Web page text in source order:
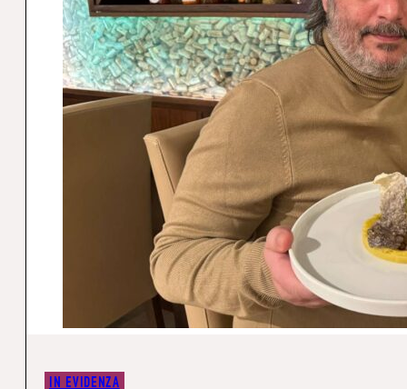
IN EVIDENZA